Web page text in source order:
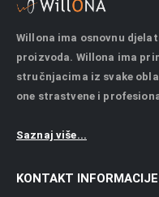
Willona ima osnovnu
proizvoda. Willona ima
stručnjacima iz svake
one strastvene i
Saznaj više...
KONTAKT INFORMACIJE